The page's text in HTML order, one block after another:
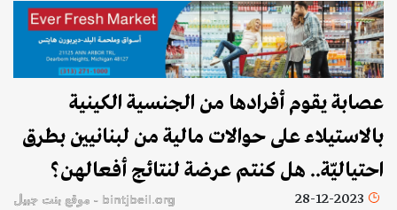
عصابة يقوم أفرادها من الجنسية الكينية
بالاستيلاء على حوالات مالية من لبنانيين بطرق
احتياليّة.. هل كنتم عرضة لنتائج أفعالهن؟
28-12-2023 bintjbeil.org - موقع بنت جبيل